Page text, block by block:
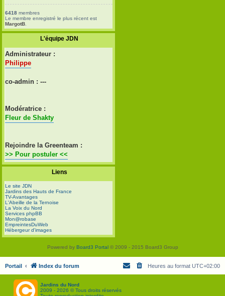
6418 membres
Le membre enregistré le plus récent est
MargotB.
L'équipe JDN
Administrateur :
Philippe
co-admin : ---
Modératrice :
Fleur de Shakty
Rejoindre la Greenteam :
>> Pour postuler <<
Liens
Le site JDN
Jardins des Hauts de France
TV-Avantages
L'Abeille de la Ternoise
La Voix du Nord
Services phpBB
Mon@robase
EmpreintesDuWeb
Hébergeur d'images
Powered by Board3 Portal© 2009 - 2015 Board3 Group
Portail Index du forum Heures au format UTC+02:00
Jardins du Nord
2009 - 2026 © Tous droits réservés